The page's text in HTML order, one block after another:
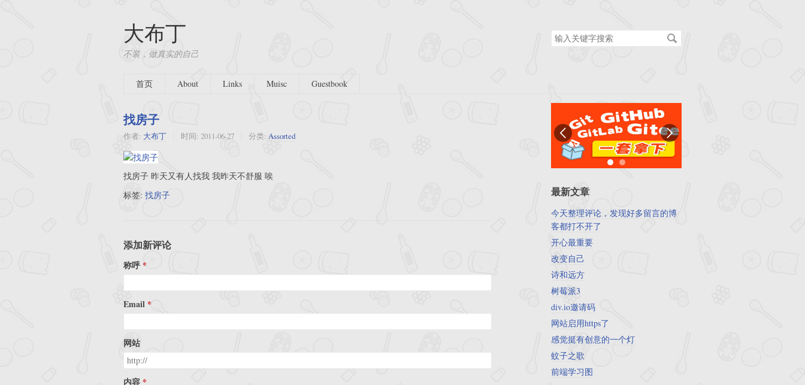
大布丁
不装，做真实的自己
搜
索
首页
About Links Muisc Guestbook
找房子
作者: 大布丁 时间: 2011-06-27 分类: Assorted
找房子 昨天又有人找我 我昨天不舒服 唉
标签: 找房子
添加新评论
称呼
Email
网站
内容
最新文章
今天整理评论，发现好多留言的博
客都打不开了
开心最重要
改变自己
诗和远方
树莓派3
div.io邀请码
网站启用https了
感觉挺有创意的一个灯
蚊子之歌
前端学习图